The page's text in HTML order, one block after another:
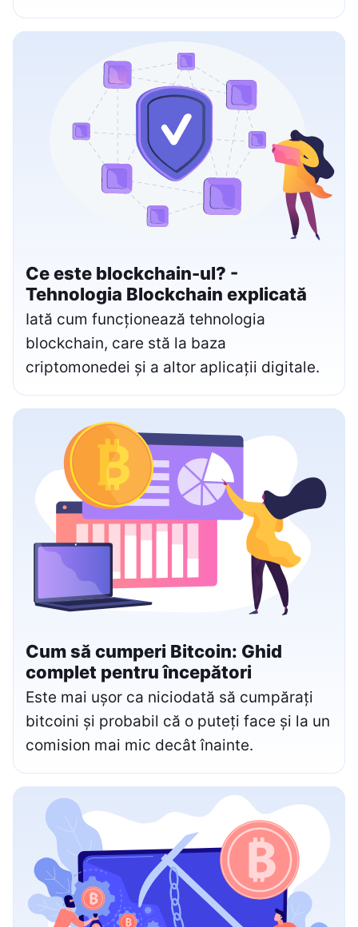
Ce este blockchain-ul? -
Tehnologia Blockchain explicată
Iată cum funcționează tehnologia
blockchain, care stă la baza
criptomonedei și a altor aplicații digitale.
Cum să cumperi Bitcoin: Ghid
complet pentru începători
Este mai ușor ca niciodată să cumpărați
bitcoini și probabil că o puteți face și la un
comision mai mic decât înainte.